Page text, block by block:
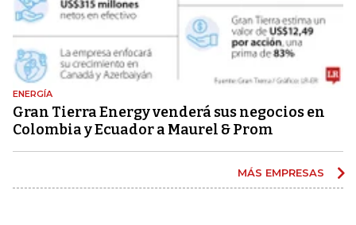
ENERGÍA
Gran Tierra Energy venderá sus negocios en
Colombia y Ecuador a Maurel & Prom
MÁS EMPRESAS